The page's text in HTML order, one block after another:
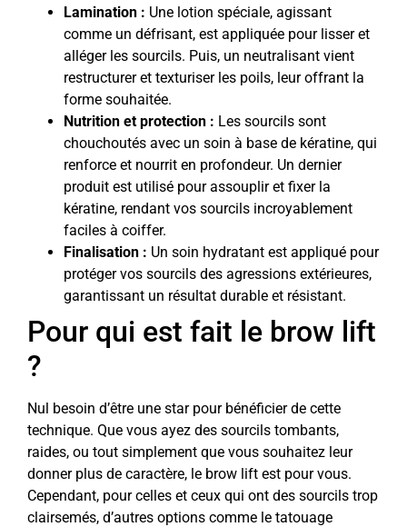
Lamination : Une lotion spéciale, agissant
comme un défrisant, est appliquée pour lisser et
alléger les sourcils. Puis, un neutralisant vient
restructurer et texturiser les poils, leur offrant la
forme souhaitée.
Nutrition et protection : Les sourcils sont
chouchoutés avec un soin à base de kératine, qui
renforce et nourrit en profondeur. Un dernier
produit est utilisé pour assouplir et fixer la
kératine, rendant vos sourcils incroyablement
faciles à coiffer.
Finalisation : Un soin hydratant est appliqué pour
protéger vos sourcils des agressions extérieures,
garantissant un résultat durable et résistant.
Pour qui est fait le brow lift
?
Nul besoin d’être une star pour bénéficier de cette
technique. Que vous ayez des sourcils tombants,
raides, ou tout simplement que vous souhaitez leur
donner plus de caractère, le brow lift est pour vous.
Cependant, pour celles et ceux qui ont des sourcils trop
clairsemés, d’autres options comme le tatouage